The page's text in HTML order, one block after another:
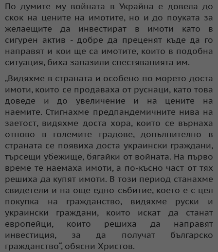
По думите му войната в Украйна е довела до
скок на цените на имотите, но и до поуката за
желаещите да инвестират в имоти като в
сигурен актив - добре да преценят къде да го
направят и кои ще са имотите, които в подобна
ситуация, биха запазили спестяванията им.
„Видяхме в страната и особено по морето доста
имоти, които се продаваха от руснаци, като това
доведе и до увеличение и на цените на
наемите. Стигнахме предпандемичните нива на
заетост, видяхме доста хора, които се върнаха
отново в големите градове, допълнително в
страната се появиха доста украински граждани,
търсещи убежище, бягайки от войната. На първо
време те наемаха имоти, а по-късно част от тях
решиха да купят имоти. В този период станахме
свидетели и на още едно събитие, което е с цел
покупка на гражданство, видяхме руски и
украински граждани, които искат да станат
европейци, които решиха да направят
инвестиция, за да получат българско
гражданство“, обясни Христов.